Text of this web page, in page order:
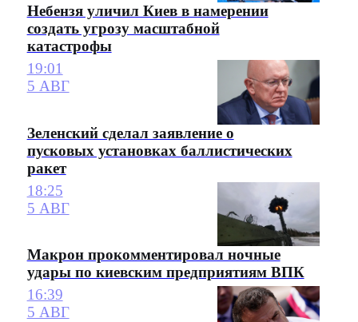
Небензя уличил Киев в намерении
создать угрозу масштабной
катастрофы
19:01
5 АВГ
Зеленский сделал заявление о
пусковых установках баллистических
ракет
18:25
5 АВГ
Макрон прокомментировал ночные
удары по киевским предприятиям ВПК
16:39
5 АВГ